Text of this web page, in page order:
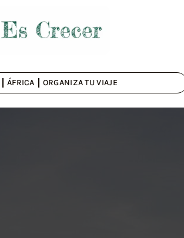
ÁFRICA ORGANIZA TU VIAJE